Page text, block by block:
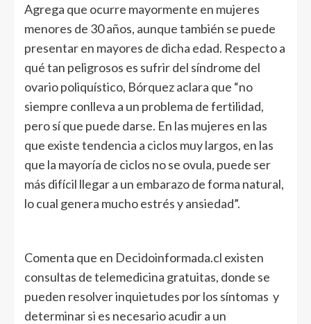
Agrega que ocurre mayormente en mujeres
menores de 30 años, aunque también se puede
presentar en mayores de dicha edad. Respecto a
qué tan peligrosos es sufrir del síndrome del
ovario poliquístico, Bórquez aclara que “no
siempre conlleva a un problema de fertilidad,
pero sí que puede darse. En las mujeres en las
que existe tendencia a ciclos muy largos, en las
que la mayoría de ciclos no se ovula, puede ser
más difícil llegar a un embarazo de forma natural,
lo cual genera mucho estrés y ansiedad”.
Comenta que en Decidoinformada.cl existen
consultas de telemedicina gratuitas, donde se
pueden resolver inquietudes por los síntomas y
determinar si es necesario acudir a un